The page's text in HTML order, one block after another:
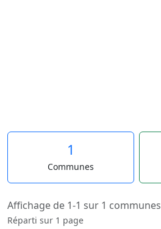
1
Communes
Affichage de 1-1 sur 1 communes
Réparti sur 1 page